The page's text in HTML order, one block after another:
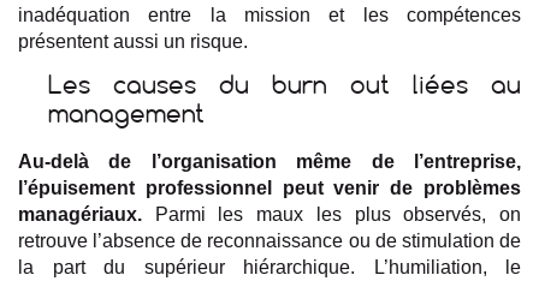
inadéquation entre la mission et les compétences
présentent aussi un risque.
Les causes du burn out liées au
management
Au-delà de l’organisation même de l’entreprise,
l’épuisement professionnel peut venir de problèmes
managériaux. Parmi les maux les plus observés, on
retrouve l’absence de reconnaissance ou de stimulation de
la part du supérieur hiérarchique. L’humiliation, le